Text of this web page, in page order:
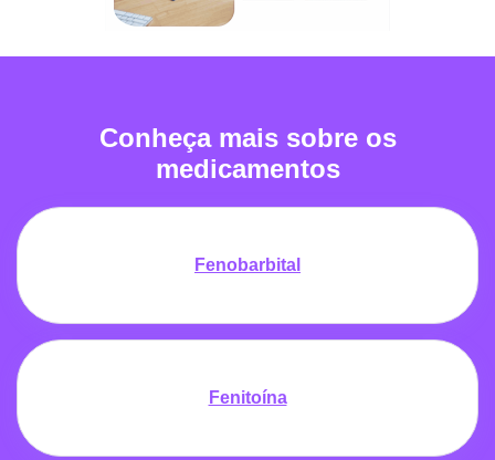
Conheça mais sobre os
medicamentos
Fenobarbital
Fenitoína